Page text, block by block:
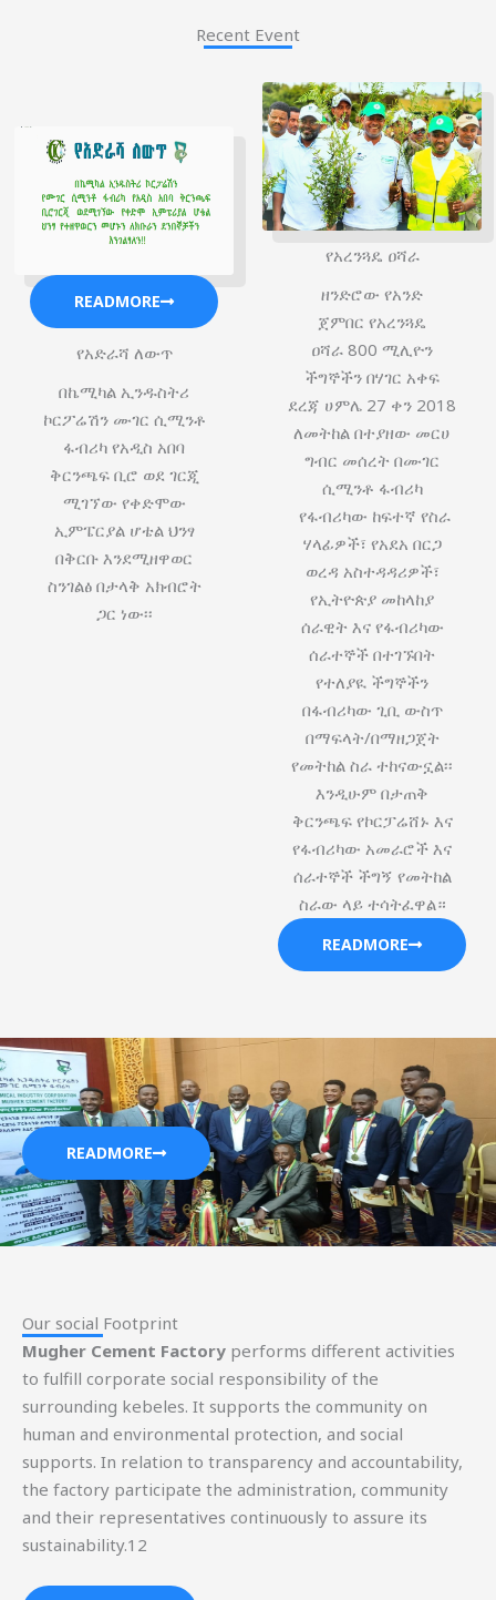
Recent Event
READMORE
የአድራሻ ለውጥ
በኬሚካል ኢንዱስትሪ
ኮርፖሬሽን ሙገር ሲሚንቶ
ፋብሪካ የአዲስ አበባ
ቅርንጫፍ ቢሮ ወደ ገርጂ
ሚገኘው የቀድሞው
ኢምፔርያል ሆቴል ህንፃ
በቅርቡ እንደሚዘዋወር
ስንገልፅ በታላቅ አክብሮት
ጋር ነው፡፡
የአረንጓዴ ዐሻራ
ዘንድሮው የአንድ
ጀምበር የአረንጓዴ
ዐሻራ 800 ሚሊዮን
ችግኞችን በሃገር አቀፍ
ደረጃ ሀምሌ 27 ቀን 2018
ለመትከል በተያዘው መርሀ
ግብር መሰረት በሙገር
ሲሚንቶ ፋብሪካ
የፋብሪካው ከፍተኛ የስራ
ሃላፊዎች፣ የአደአ በርጋ
ወረዳ አስተዳዳሪዎች፣
የኢትዮጵያ መከላከያ
ሰራዊት እና የፋብሪካው
ሰራተኞች በተገኙበት
የተለያዪ ችግኞችን
በፋብሪካው ጊቢ ውስጥ
በማፍላት/በማዘጋጀት
የመትከል ስራ ተከናውኗል፡፡
እንዲሁም በታጠቅ
ቅርንጫፍ የኮርፓሬሸ‍ኑ እና
የፋብሪካው አመራሮች እና
ሰራተኞች ችግኝ የመትከል
ስራው ላይ ተሳትፈዋል።
READMORE
READMORE
Our social Footprint​
Mugher Cement Factory performs different activities
to fulfill corporate social responsibility of the
surrounding kebeles. It supports the community on
human and environmental protection, and social
supports. In relation to transparency and accountability,
the factory participate the administration, community
and their representatives continuously to assure its
sustainability.12